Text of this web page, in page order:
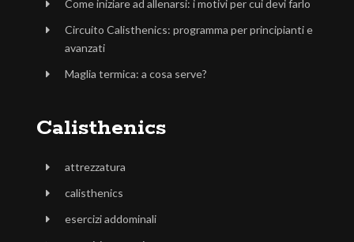
Come iniziare ad allenarsi: i motivi per cui devi farlo
Circuito Calisthenics: programma per principianti e
avanzati
Maglia termica: a cosa serve?
Calisthenics
attrezzatura
calisthenics
esercizi addominali